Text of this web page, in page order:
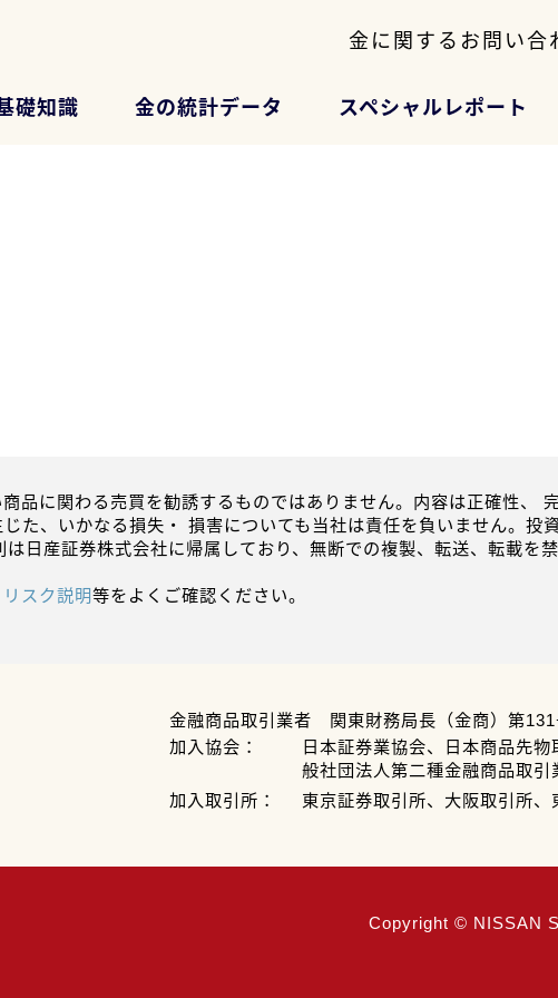
金に関するお問い合
礎知識 金の統計データ スペシャルレポート
品に関わる売買を勧誘するものではありません。内容は正確性、
た、いかなる損失・ 損害についても当社は責任を負いません。投
日産証券株式会社に帰属しており、無断での複製、転送、転載を禁
リスク説明等をよくご確認ください。
金融商品取引業者 関東財務局長（金商）第
加入協会：
日本証券業協会、日本商品先
般社団法人第二種金融商品取引
加入取引所：
東京証券取引所、大阪取引所
Copyright © NISSAN